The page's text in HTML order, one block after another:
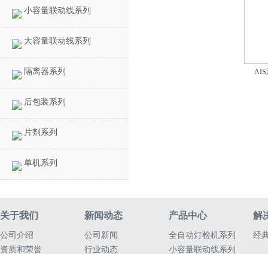
小容量联动线系列
大容量联动线系列
隔离器系列
后包装系列
片剂系列
单机系列
AIS
关于我们
公司介绍
资质和荣誉
新闻动态
公司新闻
行业动态
产品中心
全自动灯检机系列
小容量联动线系列
解
经